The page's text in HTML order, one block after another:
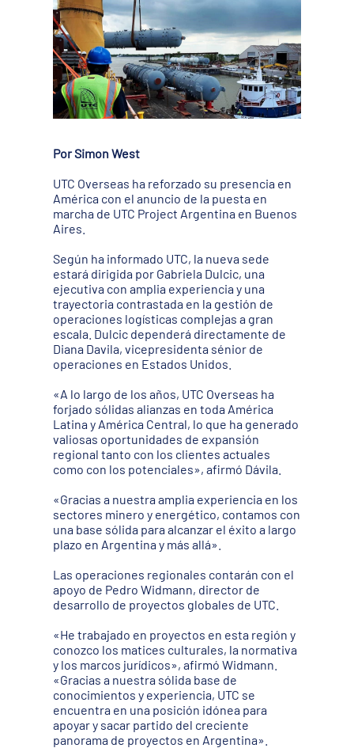
Por Simon West
UTC Overseas ha reforzado su presencia en
América con el anuncio de la puesta en
marcha de UTC Project Argentina en Buenos
Aires.
Según ha informado UTC, la nueva sede
estará dirigida por Gabriela Dulcic, una
ejecutiva con amplia experiencia y una
trayectoria contrastada en la gestión de
operaciones logísticas complejas a gran
escala. Dulcic dependerá directamente de
Diana Davila, vicepresidenta sénior de
operaciones en Estados Unidos.
«A lo largo de los años, UTC Overseas ha
forjado sólidas alianzas en toda América
Latina y América Central, lo que ha generado
valiosas oportunidades de expansión
regional tanto con los clientes actuales
como con los potenciales», afirmó Dávila.
«Gracias a nuestra amplia experiencia en los
sectores minero y energético, contamos con
una base sólida para alcanzar el éxito a largo
plazo en Argentina y más allá».
Las operaciones regionales contarán con el
apoyo de Pedro Widmann, director de
desarrollo de proyectos globales de UTC.
«He trabajado en proyectos en esta región y
conozco los matices culturales, la normativa
y los marcos jurídicos», afirmó Widmann.
«Gracias a nuestra sólida base de
conocimientos y experiencia, UTC se
encuentra en una posición idónea para
apoyar y sacar partido del creciente
panorama de proyectos en Argentina».